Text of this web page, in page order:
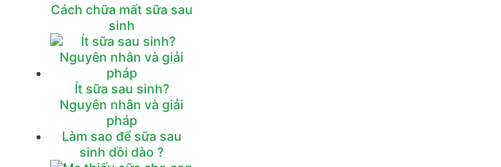
Cách chữa mất sữa sau
sinh
Ít sữa sau sinh?
Nguyên nhân và giải
pháp
Làm sao để sữa sau
sinh dồi dào ?